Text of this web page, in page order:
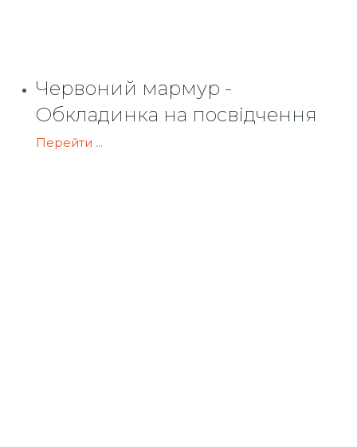
Червоний мармур -
Обкладинка на посвідчення
Перейти ...